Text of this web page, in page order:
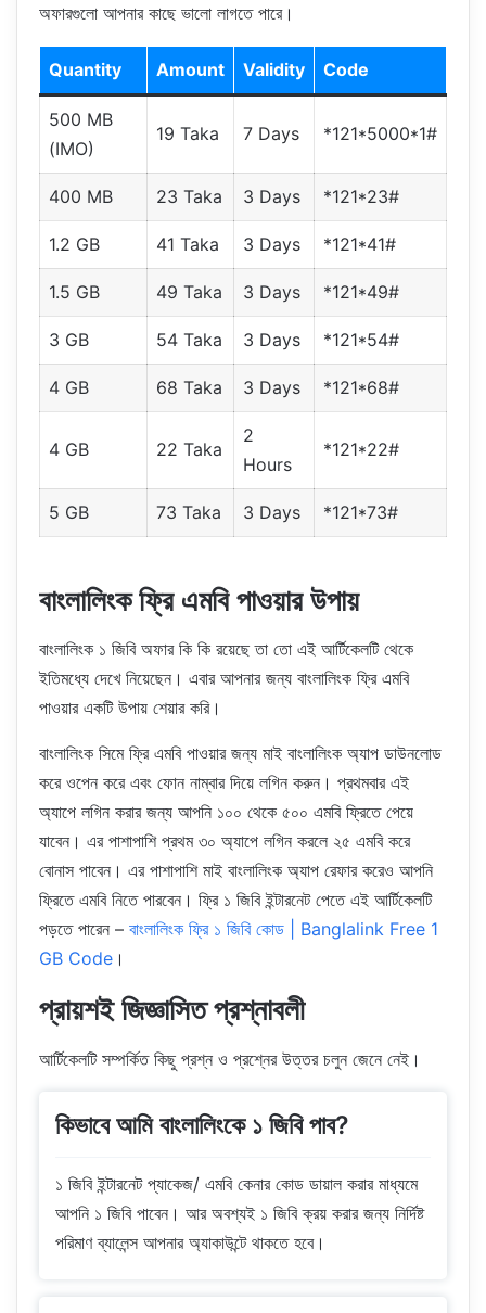
অফারগুলো আপনার কাছে ভালো লাগতে পারে।
Quantity Amount Validity Code
500 MB
(IMO)
19 Taka 7 Days *121*5000*1#
400 MB 23 Taka 3 Days *121*23#
1.2 GB 41 Taka 3 Days *121*41#
1.5 GB 49 Taka 3 Days *121*49#
3 GB 54 Taka 3 Days *121*54#
4 GB 68 Taka 3 Days *121*68#
4 GB 22 Taka
2
Hours
*121*22#
5 GB 73 Taka 3 Days *121*73#
বাংলালিংক ফ্রি এমবি পাওয়ার উপায়
বাংলালিংক ১ জিবি অফার কি কি রয়েছে তা তো এই আর্টিকেলটি থেকে
ইতিমধ্যে দেখে নিয়েছেন। এবার আপনার জন্য বাংলালিংক ফ্রি এমবি
পাওয়ার একটি উপায় শেয়ার করি।
বাংলালিংক সিমে ফ্রি এমবি পাওয়ার জন্য মাই বাংলালিংক অ্যাপ ডাউনলোড
করে ওপেন করে এবং ফোন নাম্বার দিয়ে লগিন করুন। প্রথমবার এই
অ্যাপে লগিন করার জন্য আপনি ১০০ থেকে ৫০০ এমবি ফ্রিতে পেয়ে
যাবেন। এর পাশাপাশি প্রথম ৩০ অ্যাপে লগিন করলে ২৫ এমবি করে
বোনাস পাবেন। এর পাশাপাশি মাই বাংলালিংক অ্যাপ রেফার করেও আপনি
ফ্রিতে এমবি নিতে পারবেন। ফ্রি ১ জিবি ইন্টারনেট পেতে এই আর্টিকেলটি
পড়তে পারেন – বাংলালিংক ফ্রি ১ জিবি কোড | Banglalink Free 1
GB Code ।
প্রায়শই জিজ্ঞাসিত প্রশ্নাবলী
আর্টিকেলটি সম্পর্কিত কিছু প্রশ্ন ও প্রশ্নের উত্তর চলুন জেনে নেই।
কিভাবে আমি বাংলালিংকে ১ জিবি পাব?
১ জিবি ইন্টারনেট প্যাকেজ/ এমবি কেনার কোড ডায়াল করার মাধ্যমে
আপনি ১ জিবি পাবেন। আর অবশ্যই ১ জিবি ক্রয় করার জন্য নির্দিষ্ট
পরিমাণ ব্যালেন্স আপনার অ্যাকাউন্টে থাকতে হবে।